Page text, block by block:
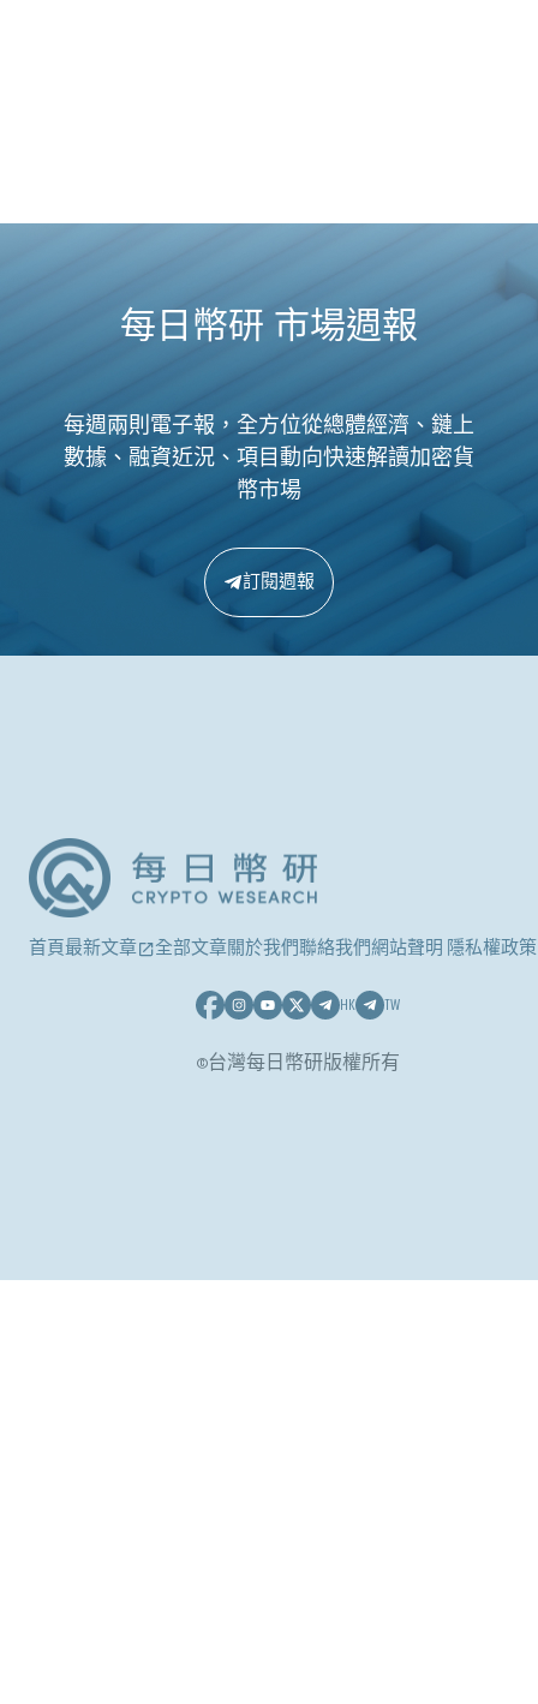
每日幣研 市場週報
每週兩則電子報，全方位從總體經濟、鏈上
數據、融資近況、項目動向快速解讀加密貨
幣市場
訂閱週報
首頁最新文章 全部文章關於我們聯絡我們網站聲明 隱私權政策
HK TW
©台灣每日幣研版權所有